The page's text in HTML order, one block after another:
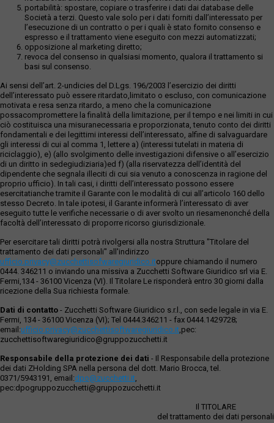
portabilità: spostare, copiare o trasferire i dati dai database delle
Società a terzi. Questo vale solo per i dati forniti dall’interessato per
l’esecuzione di un contratto o per i quali è stato fornito consenso e
espresso e il trattamento viene eseguito con mezzi automatizzati;
opposizione al marketing diretto;
revoca del consenso in qualsiasi momento, qualora il trattamento si
basi sul consenso.
Ai sensi dell’art. 2-undicies del D.Lgs. 196/2003 l’esercizio dei diritti
dell’interessato può essere ritardato,limitato o escluso, con comunicazione
motivata e resa senza ritardo, a meno che la comunicazione
possacompromettere la finalità della limitazione, per il tempo e nei limiti in cui
ciò costituisca una misuranecessaria e proporzionata, tenuto conto dei diritti
fondamentali e dei legittimi interessi dell’interessato, alfine di salvaguardare
gli interessi di cui al comma 1, lettere a) (interessi tutelati in materia di
riciclaggio), e) (allo svolgimento delle investigazioni difensive o all’esercizio
di un diritto in sedegiudiziaria)ed f) (alla riservatezza dell’identità del
dipendente che segnala illeciti di cui sia venuto a conoscenza in ragione del
proprio ufficio). In tali casi, i diritti dell’interessato possono essere
esercitatianche tramite il Garante con le modalità di cui all’articolo 160 dello
stesso Decreto. In tale ipotesi, il Garante informerà l’interessato di aver
eseguito tutte le verifiche necessarie o di aver svolto un riesamenonché della
facoltà dell’interessato di proporre ricorso giurisdizionale.
Per esercitare tali diritti potrà rivolgersi alla nostra Struttura "Titolare del
trattamento dei dati personali" all'indirizzo
ufficio.privacy@zucchettisofwaregiuridico.itoppure chiamando il numero
0444. 346211 o inviando una missiva a Zucchetti Software Giuridico srl via E.
Fermi,134 - 36100 Vicenza (VI). Il Titolare Le risponderà entro 30 giorni dalla
ricezione della Sua richiesta formale.
Dati di contatto - Zucchetti Software Giuridico s.r.l., con sede legale in via E.
Fermi, 134 - 36100 Vicenza (VI); Tel 0444.346211 - fax 0444.1429728;
email:ufficio.privacy@zucchettisoftwaregiuridico.it,pec:
zucchettisoftwaregiuridico@gruppozucchetti.it
Responsabile della protezione dei dati - Il Responsabile della protezione
dei dati ZHolding SPA nella persona del dott. Mario Brocca, tel.
0371/5943191, email:dpo@zucchetti.it,
pec:dpogruppozucchetti@gruppozucchetti.it
Il TITOLARE
del trattamento dei dati personali